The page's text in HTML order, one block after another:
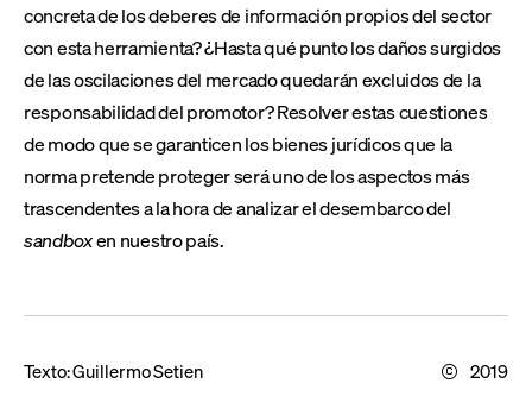
concreta de los deberes de información propios del sector
con esta herramienta? ¿Hasta qué punto los daños surgidos
de las oscilaciones del mercado quedarán excluidos de la
responsabilidad del promotor? Resolver estas cuestiones
de modo que se garanticen los bienes jurídicos que la
norma pretende proteger será uno de los aspectos más
trascendentes a la hora de analizar el desembarco del
sandboxen nuestro país.
Texto:Guillermo Setien 2019